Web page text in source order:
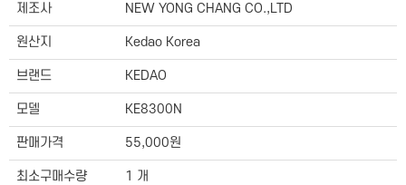
제조사 NEW YONG CHANG CO.,LTD
원산지 Kedao Korea
브랜드 KEDAO
모델 KE8300N
판매가격 55,000원
최소구매수량 1 개